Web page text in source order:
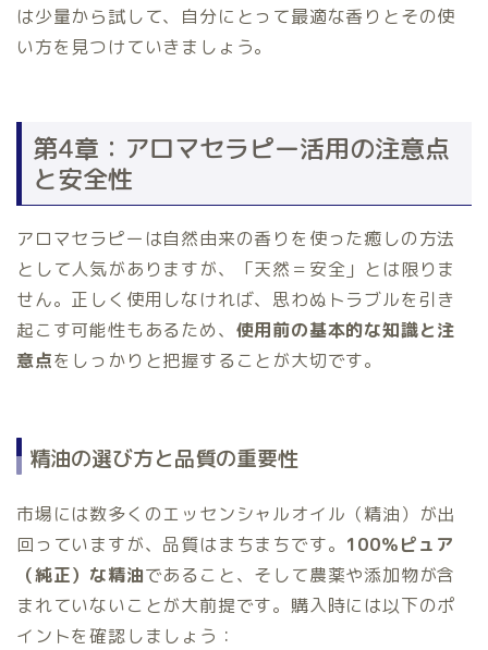
は少量から試して、自分にとって最適な香りとその使
い方を見つけていきましょう。
第4章：アロマセラピー活用の注意点
と安全性
アロマセラピーは自然由来の香りを使った癒しの方法
として人気がありますが、「天然＝安全」とは限りま
せん。正しく使用しなければ、思わぬトラブルを引き
起こす可能性もあるため、 使用前の基本的な知識と注
意点をしっかりと把握することが大切です。
精油の選び方と品質の重要性
市場には数多くのエッセンシャルオイル（精油）が出
回っていますが、品質はまちまちです。 100％ピュア
（純正）な精油であること、そして農薬や添加物が含
まれていないことが大前提です。購入時には以下のポ
イントを確認しましょう：